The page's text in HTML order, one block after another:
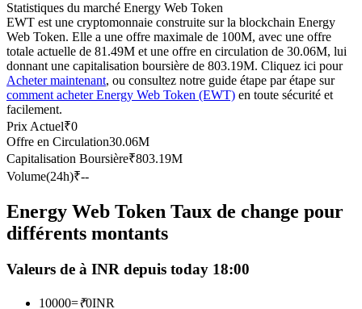
Copie de Trading
Rejoignez les meilleurs traders
Statistiques du marché Energy Web Token
EWT est une cryptomonnaie construite sur la blockchain Energy
Web Token. Elle a une offre maximale de 100M, avec une offre
totale actuelle de 81.49M et une offre en circulation de 30.06M, lui
donnant une capitalisation boursière de 803.19M. Cliquez ici pour
Acheter maintenant, ou consultez notre guide étape par étape sur
comment acheter Energy Web Token (EWT) en toute sécurité et
facilement.
Prix Actuel₹0
Offre en Circulation30.06M
Capitalisation Boursière₹803.19M
Volume(24h)₹--
Energy Web Token Taux de change pour
différents montants
Valeurs de à INR depuis today 18:00
10000=₹0INR